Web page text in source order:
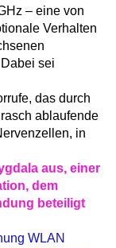
– eine von
Verhalten
sei
das durch
ablaufende
in
aus, einer
dem
beteiligt
WLAN